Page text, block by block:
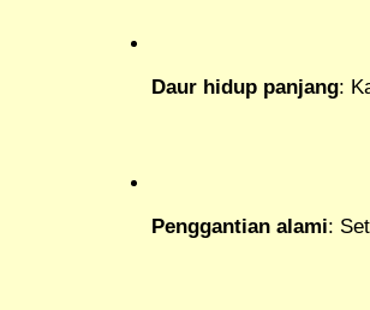
Daur hidup panjang:
Penggantian alami: